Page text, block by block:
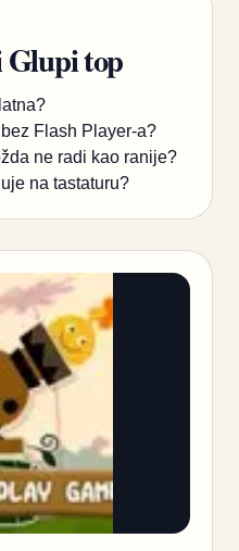
Glupi top
Flash Player-a?
ne radi kao ranije?
na tastaturu?